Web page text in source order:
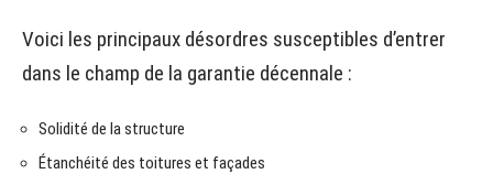
Voici les principaux désordres susceptibles d’entrer
dans le champ de la garantie décennale :
Solidité de la structure
Étanchéité des toitures et façades